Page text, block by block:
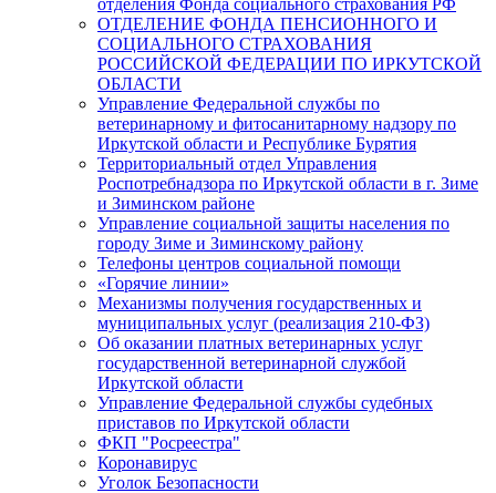
отделения Фонда социального страхования РФ
ОТДЕЛЕНИЕ ФОНДА ПЕНСИОННОГО И
СОЦИАЛЬНОГО СТРАХОВАНИЯ
РОССИЙСКОЙ ФЕДЕРАЦИИ ПО ИРКУТСКОЙ
ОБЛАСТИ
Управление Федеральной службы по
ветеринарному и фитосанитарному надзору по
Иркутской области и Республике Бурятия
Территориальный отдел Управления
Роспотребнадзора по Иркутской области в г. Зиме
и Зиминском районе
Управление социальной защиты населения по
городу Зиме и Зиминскому району
Телефоны центров социальной помощи
«Горячие линии»
Механизмы получения государственных и
муниципальных услуг (реализация 210-ФЗ)
Об оказании платных ветеринарных услуг
государственной ветеринарной службой
Иркутской области
Управление Федеральной службы судебных
приставов по Иркутской области
ФКП "Росреестра"
Коронавирус
Уголок Безопасности